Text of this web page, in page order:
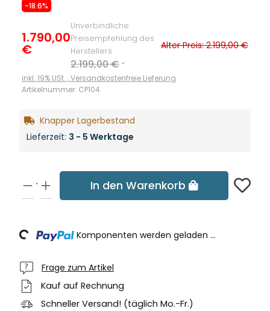
-18.6%
1.790,00
€
Unverbindliche
Preisempfehlung des
Herstellers
2.199,00 € *
Alter Preis: 2.199,00 €
inkl. 19% USt. ,Versandkostenfreie Lieferung
Artikelnummer: CP104
Knapper Lagerbestand
Lieferzeit: 3 - 5 Werktage
In den Warenkorb
Komponenten werden geladen ...
Frage zum Artikel
Kauf auf Rechnung
Schneller Versand! (täglich Mo.-Fr.)